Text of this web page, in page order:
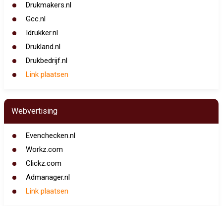
Drukmakers.nl
Gcc.nl
Idrukker.nl
Drukland.nl
Drukbedrijf.nl
Link plaatsen
Webvertising
Evenchecken.nl
Workz.com
Clickz.com
Admanager.nl
Link plaatsen